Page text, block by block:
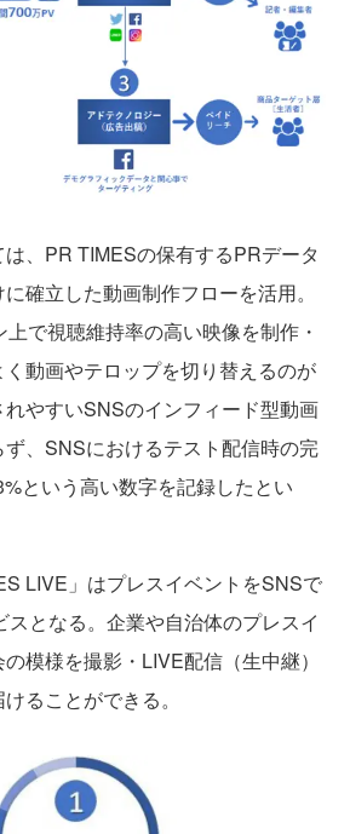
、PR TIMESの保有するPRデータ
確立した動画制作フローを活用。
で視聴維持率の高い映像を制作・
動画やテロップを切り替えるのが
やすいSNSのインフィード型動画
、SNSにおけるテスト配信時の完
という高い数字を記録したとい
LIVE」はプレスイベントをSNSで
スとなる。企業や自治体のプレスイ
模様を撮影・LIVE配信（生中継）
ることができる。